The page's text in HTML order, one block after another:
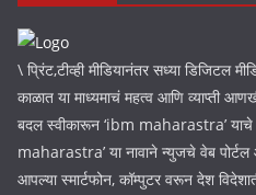
\ प्रिंट,टीव्ही मीडियानंतर सध्या डिजिटल
काळात या माध्यमाचं महत्व आणि व्याप्ती
बदल स्वीकारून ‘ibm maharastra’ याचे
maharastra’ या नावाने न्युजचे वेब
आपल्या स्मार्टफोन, कॉम्पुटर वरून देश